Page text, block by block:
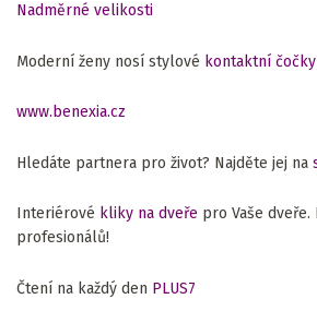
Nadměrné velikosti
Moderní ženy nosí stylové kontaktní čočky
www.benexia.cz
Hledáte partnera pro život? Najděte jej na
Interiérové kliky na dveře pro Vaše
profesionálů!
Čtení na každý den PLUS7